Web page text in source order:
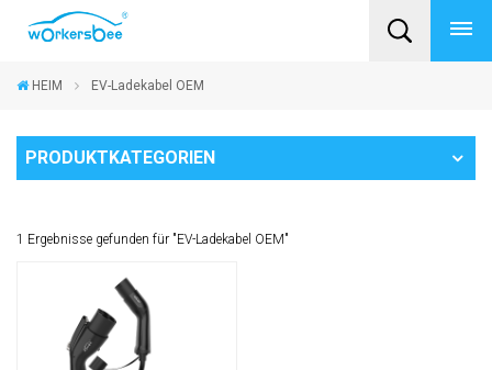
HEIM EV-Ladekabel OEM
PRODUKTKATEGORIEN
1 Ergebnisse gefunden für "EV-Ladekabel OEM"